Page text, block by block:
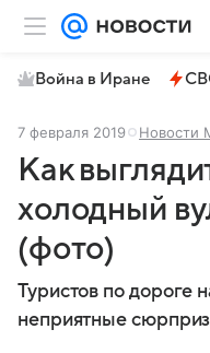
Война в Иране
7 февраля 2019 Новости
Как
холодный
(фото)
Туристов по дороге
неприятные